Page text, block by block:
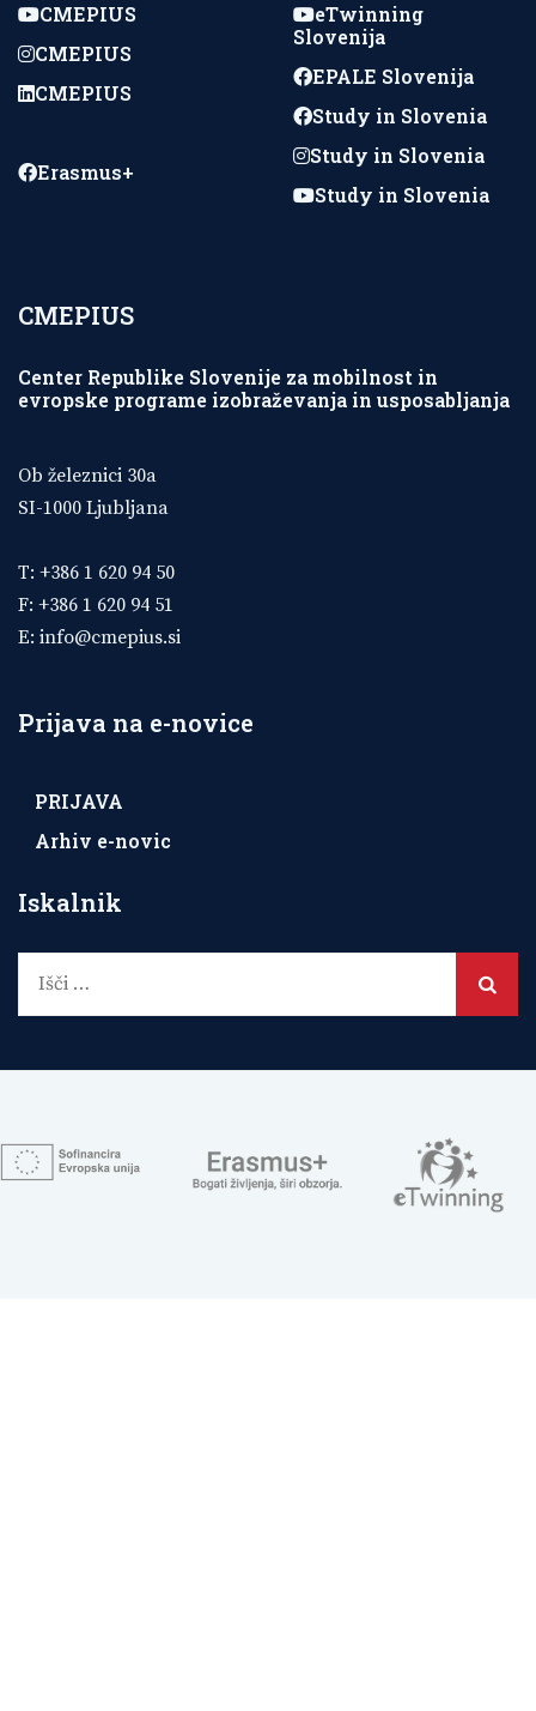
CMEPIUS
CMEPIUS
CMEPIUS
Erasmus+
eTwinning
Slovenija
EPALE Slovenija
Study in Slovenia
Study in Slovenia
Study in Slovenia
CMEPIUS
Center Republike Slovenije za mobilnost in
evropske programe izobraževanja in usposabljanja
Ob železnici 30a
SI-1000 Ljubljana
T: +386 1 620 94 50
F: +386 1 620 94 51
E: info@cmepius.si
Prijava na e-novice
PRIJAVA
Arhiv e-novic
Iskalnik